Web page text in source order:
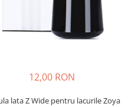
12,00 RON
lata Z Wide pentru lacurile Zoya